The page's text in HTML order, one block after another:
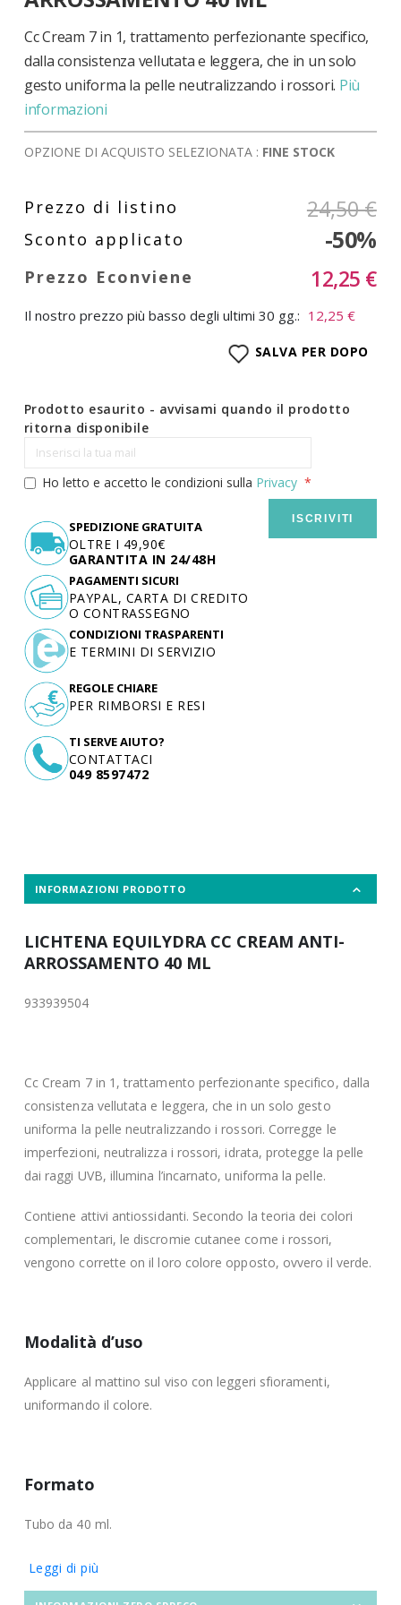
Cc Cream 7 in 1, trattamento perfezionante specifico,
dalla consistenza vellutata e leggera, che in un solo
gesto uniforma la pelle neutralizzando i rossori. Più
informazioni
OPZIONE DI ACQUISTO SELEZIONATA : FINE STOCK
24,50 €
-50%
12,25 €
Il nostro prezzo più basso degli ultimi 30 gg.: 12,25 €
SALVA PER DOPO
Prodotto esaurito - avvisami quando il prodotto
ritorna disponibile
Ho letto e accetto le condizioni sulla Privacy
ISCRIVITI
SPEDIZIONE GRATUITA
OLTRE I 49,90€
GARANTITA IN 24/48H
TI SERVE AIUTO?
CONTATTACI
049 8597472
PAGAMENTI SICURI
PAYPAL, CARTA DI CREDITO
O CONTRASSEGNO
CONDIZIONI TRASPARENTI
E TERMINI DI SERVIZIO
REGOLE CHIARE
PER RIMBORSI E RESI
INFORMAZIONI PRODOTTO
LICHTENA EQUILYDRA CC CREAM ANTI-
ARROSSAMENTO 40 ML
933939504
Cc Cream 7 in 1, trattamento perfezionante specifico, dalla
consistenza vellutata e leggera, che in un solo gesto
uniforma la pelle neutralizzando i rossori. Corregge le
imperfezioni, neutralizza i rossori, idrata, protegge la pelle
dai raggi UVB, illumina l’incarnato, uniforma la pelle.
Contiene attivi antiossidanti. Secondo la teoria dei colori
complementari, le discromie cutanee come i rossori,
vengono corrette on il loro colore opposto, ovvero il verde.
Modalità d’uso
Applicare al mattino sul viso con leggeri sfioramenti,
uniformando il colore.
Formato
Tubo da 40 ml.
Leggi di più